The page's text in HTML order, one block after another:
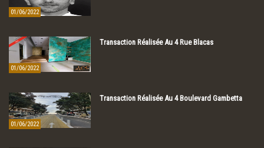
01/06/2022
01/06/2022
Transaction Réalisée Au 4 Rue Blacas
01/06/2022
Transaction Réalisée Au 4 Boulevard Gambetta